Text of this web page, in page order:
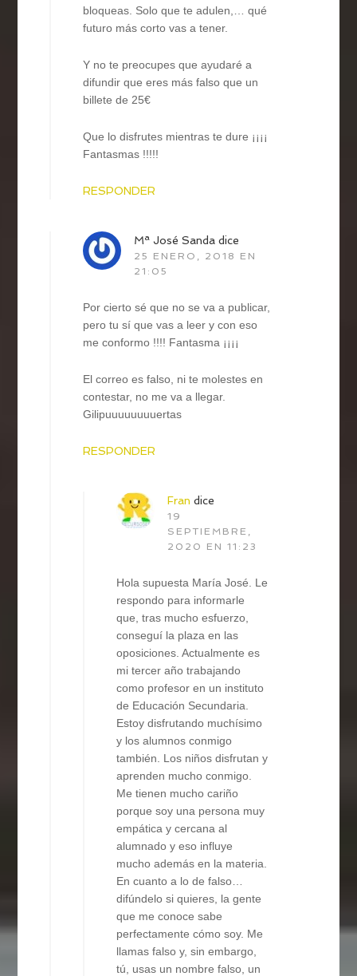
bloqueas. Solo que te adulen,… qué
futuro más corto vas a tener.
Y no te preocupes que ayudaré a
difundir que eres más falso que un
billete de 25€
Que lo disfrutes mientras te dure ¡¡¡¡
Fantasmas !!!!!
RESPONDER
Mª José Sanda dice
25 ENERO, 2018 EN
21:05
Por cierto sé que no se va a publicar,
pero tu sí que vas a leer y con eso
me conformo !!!! Fantasma ¡¡¡¡
El correo es falso, ni te molestes en
contestar, no me va a llegar.
Gilipuuuuuuuuertas
RESPONDER
Fran dice
19
SEPTIEMBRE,
2020 EN 11:23
Hola supuesta María José. Le
respondo para informarle
que, tras mucho esfuerzo,
conseguí la plaza en las
oposiciones. Actualmente es
mi tercer año trabajando
como profesor en un instituto
de Educación Secundaria.
Estoy disfrutando muchísimo
y los alumnos conmigo
también. Los niños disfrutan y
aprenden mucho conmigo.
Me tienen mucho cariño
porque soy una persona muy
empática y cercana al
alumnado y eso influye
mucho además en la materia.
En cuanto a lo de falso…
difúndelo si quieres, la gente
que me conoce sabe
perfectamente cómo soy. Me
llamas falso y, sin embargo,
tú, usas un nombre falso, un